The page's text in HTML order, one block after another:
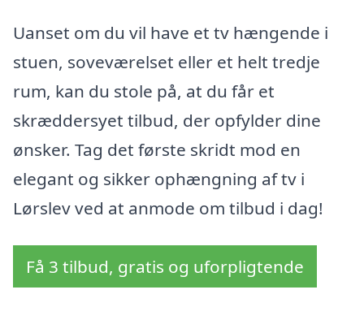
Uanset om du vil have et tv hængende i
stuen, soveværelset eller et helt tredje
rum, kan du stole på, at du får et
skræddersyet tilbud, der opfylder dine
ønsker. Tag det første skridt mod en
elegant og sikker ophængning af tv i
Lørslev ved at anmode om tilbud i dag!
Få 3 tilbud, gratis og uforpligtende